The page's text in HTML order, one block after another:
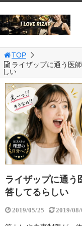
TOP
ライザップに通う医
しい
ライザップに通う
答してるらしい
2019/05/25 2019/08/